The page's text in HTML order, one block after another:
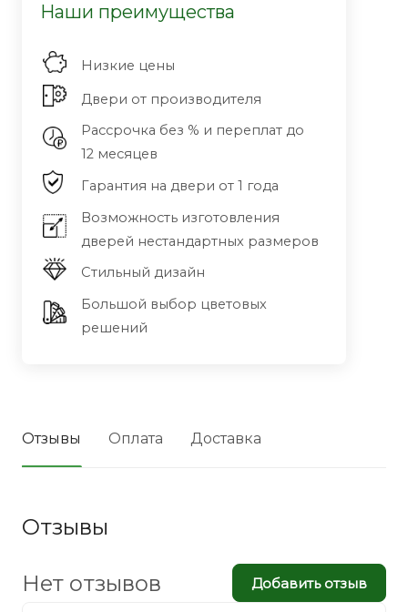
Наши преимущества
Низкие цены
Двери от производителя
Рассрочка без % и переплат до
12 месяцев
Гарантия на двери от 1 года
Возможность изготовления
дверей нестандартных размеров
Стильный дизайн
Большой выбор цветовых
решений
Отзывы Оплата Доставка
Отзывы
Нет отзывов Добавить отзыв